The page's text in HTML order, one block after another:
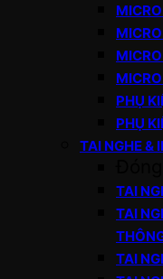
PHỤ
PHỤ
TAI NGHE &
TAI
TAI
TAI